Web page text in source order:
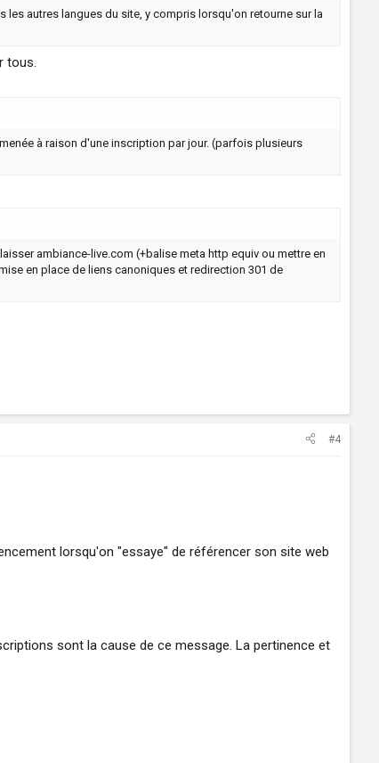
autres langues du site, y compris lorsqu'on retourne sur la
tous.
à raison d'une inscription par jour. (parfois plusieurs
ambiance-live.com (+balise meta http equiv ou mettre en
en place de liens canoniques et redirection 301 de
#4
lorsqu'on "essaye" de référencer son site web
sont la cause de ce message. La pertinence et